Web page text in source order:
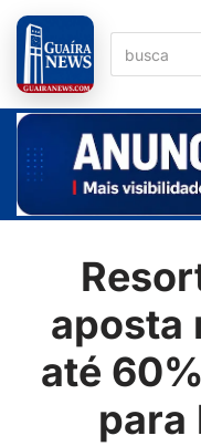
Pular
para
o
conteúdo
aposta
até
para